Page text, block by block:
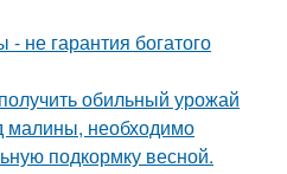
не гарантия богатого
обильный урожай
малины, необходимо
подкормку весной.